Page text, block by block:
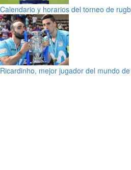
Calendario y horarios del torneo de
Ricardinho, mejor jugador del mundo